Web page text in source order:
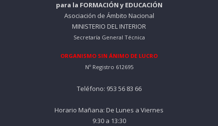
para la FORMACIÓN y EDUCACIÓN
Asociación de Ámbito Nacional
MINISTERIO DEL INTERIOR
Secretaría General Técnica
ORGANISMO SIN ÁNIMO DE LUCRO
Nº Registro 612695
Teléfono: 953 56 83 66
Horario Mañana: De Lunes a Viernes
9:30 a 13:30